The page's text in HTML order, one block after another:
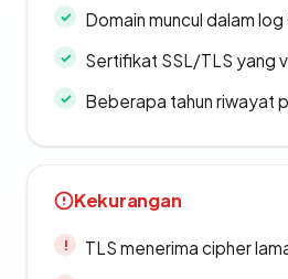
Domain muncul dalam
Sertifikat SSL/TLS yang
Beberapa tahun riwayat
Kekurangan
TLS menerima cipher